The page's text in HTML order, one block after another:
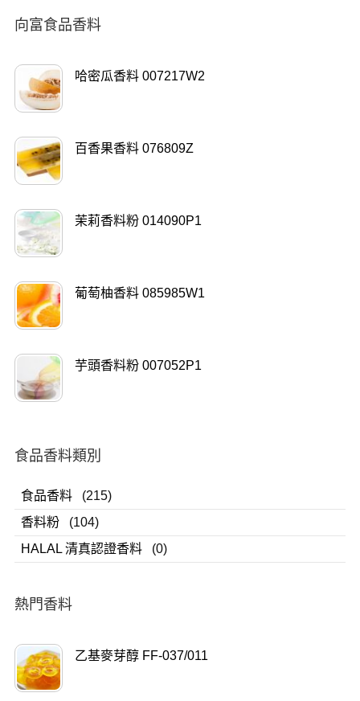
向富食品香料
哈密瓜香料 007217W2
百香果香料 076809Z
茉莉香料粉 014090P1
葡萄柚香料 085985W1
芋頭香料粉 007052P1
食品香料類別
食品香料
(215)
香料粉
(104)
HALAL 清真認證香料
(0)
熱門香料
乙基麥芽醇 FF-037/011